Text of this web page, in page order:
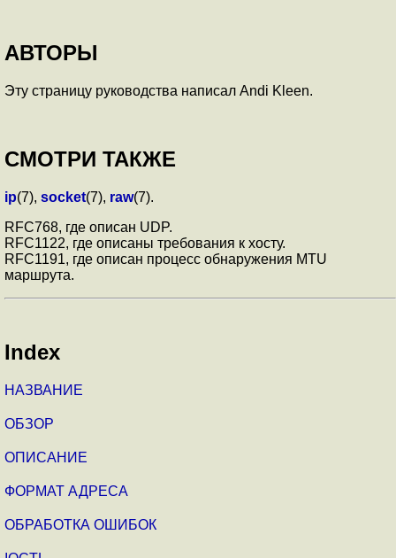
АВТОРЫ
Эту страницу руководства написал Andi Kleen.
СМОТРИ ТАКЖЕ
ip(7), socket(7), raw(7).
RFC768, где описан UDP.
RFC1122, где описаны требования к хосту.
RFC1191, где описан процесс обнаружения MTU
маршрута.
Index
НАЗВАНИЕ
ОБЗОР
ОПИСАНИЕ
ФОРМАТ АДРЕСА
ОБРАБОТКА ОШИБОК